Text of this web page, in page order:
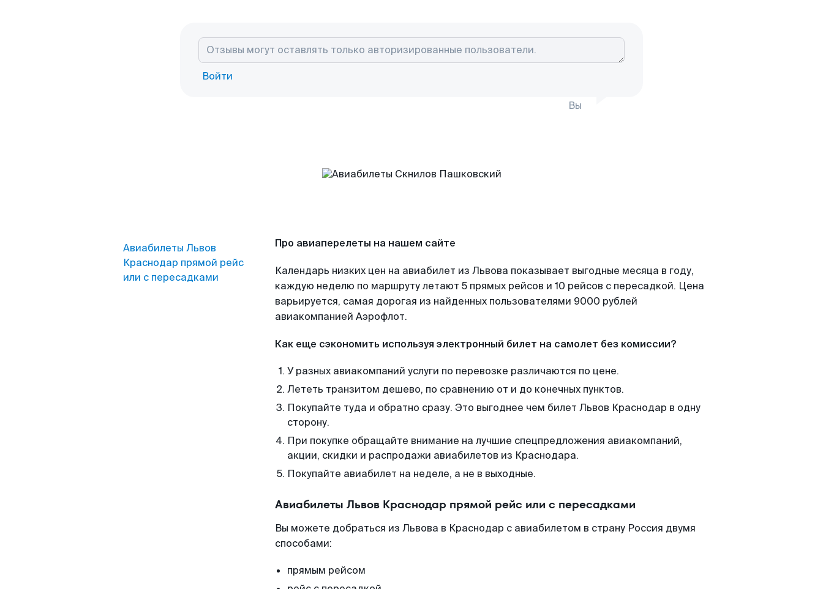
Войти
Вы
Авиабилеты Львов
Краснодар прямой рейс
или с пересадками
Про авиаперелеты на нашем сайте
Календарь низких цен на авиабилет из Львова показывает выгодные месяца в году,
каждую неделю по маршруту летают 5 прямых рейсов и 10 рейсов с пересадкой. Цена
варьируется, самая дорогая из найденных пользователями 9000 рублей
авиакомпанией Аэрофлот.
Как еще сэкономить используя электронный билет на самолет без комиссии?
У разных авиакомпаний услуги по перевозке различаются по цене.
Лететь транзитом дешево, по сравнению от и до конечных пунктов.
Покупайте туда и обратно сразу. Это выгоднее чем билет Львов Краснодар в одну
сторону.
При покупке обращайте внимание на лучшие спецпредложения авиакомпаний,
акции, скидки и распродажи авиабилетов из Краснодара.
Покупайте авиабилет на неделе, а не в выходные.
Авиабилеты Львов Краснодар прямой рейс или с пересадками
Вы можете добраться из Львова в Краснодар с авиабилетом в страну Россия двумя
способами:
прямым рейсом